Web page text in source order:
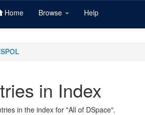
Home Browse Help
in Index
in the index for "All of DSpace".